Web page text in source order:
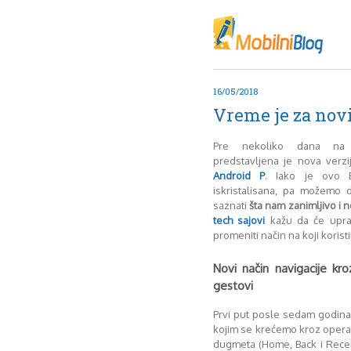
Juni
16/05/2018
Vreme je za
Pre nekoliko dana
predstavljena je nova
Android P. Iako je ovo
iskristalisana, pa možemo
saznatišta nam zanimljivo i
tech sajovi kažu da će
promeniti način na koji
Novi način navigacije
gestovi
Prvi put posle sedam
kojim se krećemo kroz
dugmeta (Home, Back i